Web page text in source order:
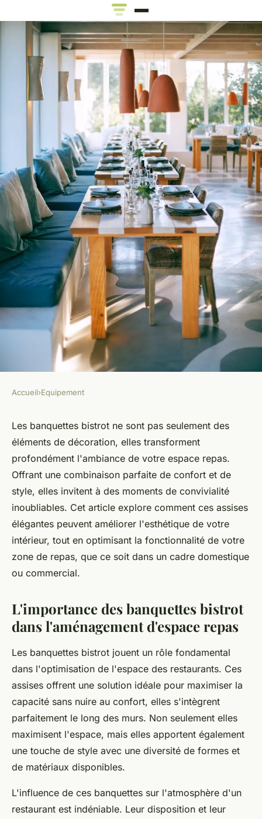
EQUIPEMENT
Banquettes bistrot : le choix
parfait pour votre espace
repas
François•30 janvier 2026•6 min de lecture
Accueil›Equipement
Les banquettes bistrot ne sont pas seulement des
éléments de décoration, elles transforment
profondément l'ambiance de votre espace repas.
Offrant une combinaison parfaite de confort et de
style, elles invitent à des moments de convivialité
inoubliables. Cet article explore comment ces assises
élégantes peuvent améliorer l'esthétique de votre
intérieur, tout en optimisant la fonctionnalité de votre
zone de repas, que ce soit dans un cadre domestique
ou commercial.
L'importance des banquettes bistrot
dans l'aménagement d'espace repas
Les banquettes bistrot jouent un rôle fondamental
dans l'optimisation de l'espace des restaurants. Ces
assises offrent une solution idéale pour maximiser la
capacité sans nuire au confort, elles s'intègrent
parfaitement le long des murs. Non seulement elles
maximisent l'espace, mais elles apportent également
une touche de style avec une diversité de formes et
de matériaux disponibles.
L'influence de ces banquettes sur l'atmosphère d'un
restaurant est indéniable. Leur disposition et leur